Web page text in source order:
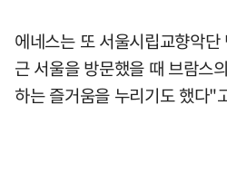
에네스는 또 서울시립교향악
근 서울을 방문했을 때 브람스
하는 즐거움을 누리기도 했다"